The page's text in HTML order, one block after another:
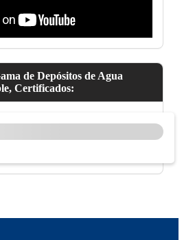
de Depósitos de Agua
Certificados: